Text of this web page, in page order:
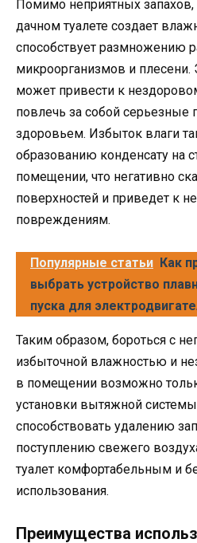
Помимо неприятных запахов,
дачном туалете создает
способствует размножению
микроорганизмов и
может привести к
повлечь за собой серьезные
здоровьем. Избыток влаги
образованию конденсату на
помещении, что негативно
поверхностей и приведет к
повреждениям.
Популярные статьи Как
выбрать устройство
пуска для
Таким образом, бороться с
избыточной влажностью и
в помещении возможно
установки вытяжной
способствовать удалению
поступлению свежего
туалет комфортабельным и
использования.
Преимущества